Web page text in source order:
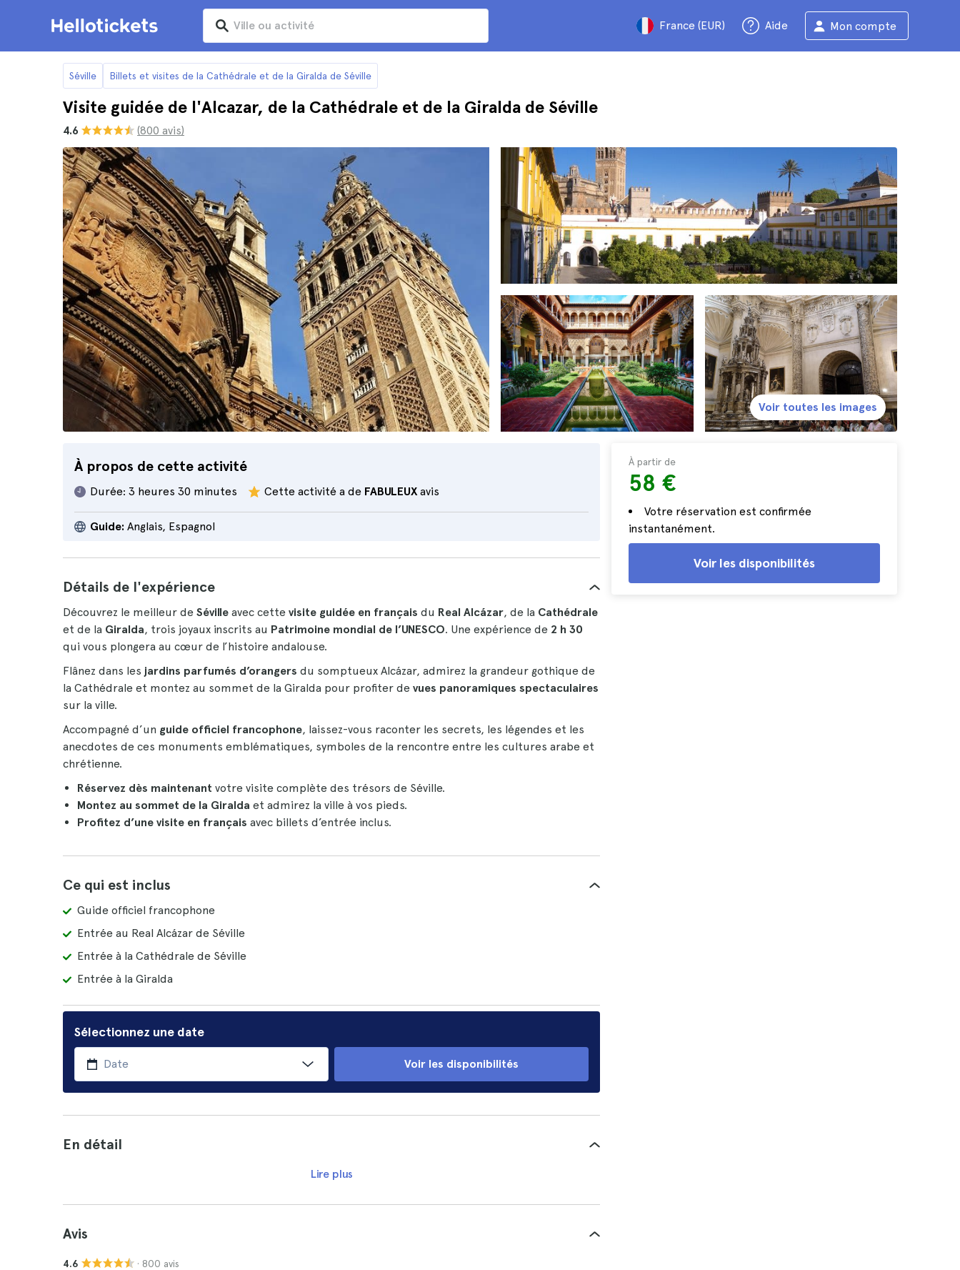
France (EUR) Aide Mon compte
Séville Billets et visites de la Cathédrale et de la Giralda de Séville
Visite guidée de l'Alcazar, de la Cathédrale et de la Giralda de Séville
4.6 (800 avis)
À propos de cette activité
Durée: 3 heures 30 minutes Cette activité a de FABULEUXavis
Guide: Anglais, Espagnol
À partir de
58 €
Votre réservation est confirmée
instantanément.
Voir les disponibilités
Voir toutes les images
Détails de l'expérience
Découvrez le meilleur de Séville avec cette visite guidée en français du Real Alcázar, de la Cathédrale
et de la Giralda, trois joyaux inscrits au Patrimoine mondial de l’UNESCO. Une expérience de 2 h 30
qui vous plongera au cœur de l’histoire andalouse.
Flânez dans les jardins parfumés d’orangers du somptueux Alcázar, admirez la grandeur gothique de
la Cathédrale et montez au sommet de la Giralda pour profiter de vues panoramiques spectaculaires
sur la ville.
Accompagné d’un guide officiel francophone, laissez-vous raconter les secrets, les légendes et les
anecdotes de ces monuments emblématiques, symboles de la rencontre entre les cultures arabe et
chrétienne.
Réservez dès maintenant votre visite complète des trésors de Séville.
Montez au sommet de la Giralda et admirez la ville à vos pieds.
Profitez d’une visite en français avec billets d’entrée inclus.
Ce qui est inclus
Guide officiel francophone
Entrée au Real Alcázar de Séville
Entrée à la Cathédrale de Séville
Entrée à la Giralda
Sélectionnez une date
Voir les disponibilités
En détail
Lire plus
Avis
4.6 · 800 avis